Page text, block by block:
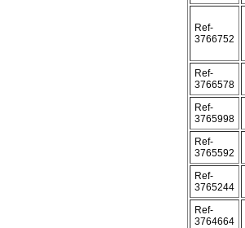
Ref-
3766752
Ref-
3766578
Ref-
3765998
Ref-
3765592
Ref-
3765244
Ref-
3764664